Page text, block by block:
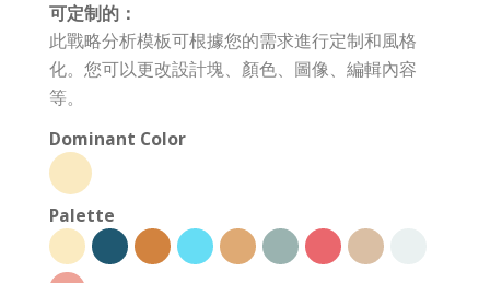
可定制的：
此戰略分析模板可根據您的需求進行定制和風格
化。您可以更改設計塊、顏色、圖像、編輯內容
等。
Dominant Color
Palette